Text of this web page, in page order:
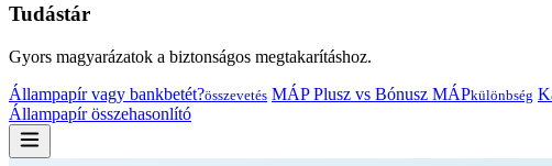
Tudástár
Gyors magyarázatok a biztonságos megtakarításhoz.
Állampapír vagy bankbetét?összevetés MÁP Plusz vs Bónusz MÁPkülönbség
Állampapír összehasonlító